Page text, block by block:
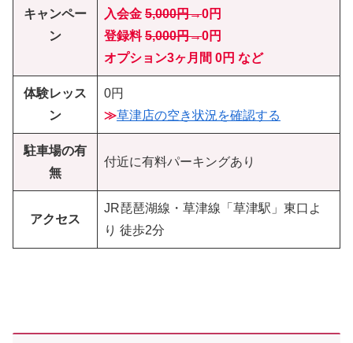
キャンペー
ン
入会金 5,000円→0円
登録料5,000円→0円
オプション3ヶ月間 0円 など
体験レッス
ン
0円
≫草津店の空き状況を確認する
駐車場の有
無
付近に有料パーキングあり
アクセス
JR琵琶湖線・草津線「草津駅」東口よ
り 徒歩2分